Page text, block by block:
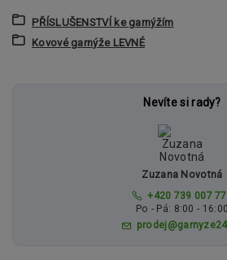
PŘÍSLUŠENSTVÍ ke garnýžím
Kovové garnýže LEVNÉ
Nevíte si rady?
Zuzana Novotná
+420 739 007
Po - Pá: 8:00 - 16:00